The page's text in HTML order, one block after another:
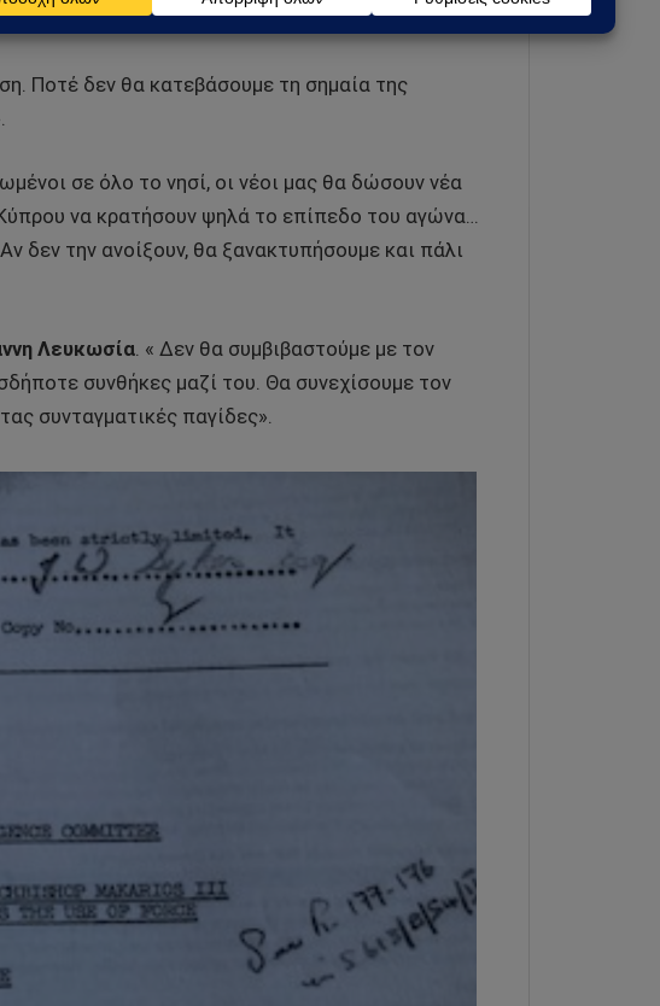
.
Ποτέ δεν θα κατεβάσουμε τη σημαία της
σε όλο το νησί, οι νέοι μας θα δώσουν νέα
να κρατήσουν ψηλά το επίπεδο του αγώνα…
την ανοίξουν, θα ξανακτυπήσουμε και πάλι
Λευκωσία. « Δεν θα συμβιβαστούμε με τον
συνθήκες μαζί του. Θα συνεχίσουμε τον
συνταγματικές παγίδες».